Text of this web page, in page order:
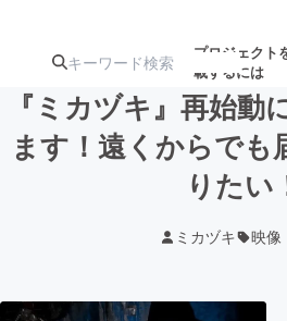
プロジェクト
載するには
注目の新着プロ 募
『ミカヅキ』再始動
ます！遠くからでも
りたい
ミカヅキ 映像